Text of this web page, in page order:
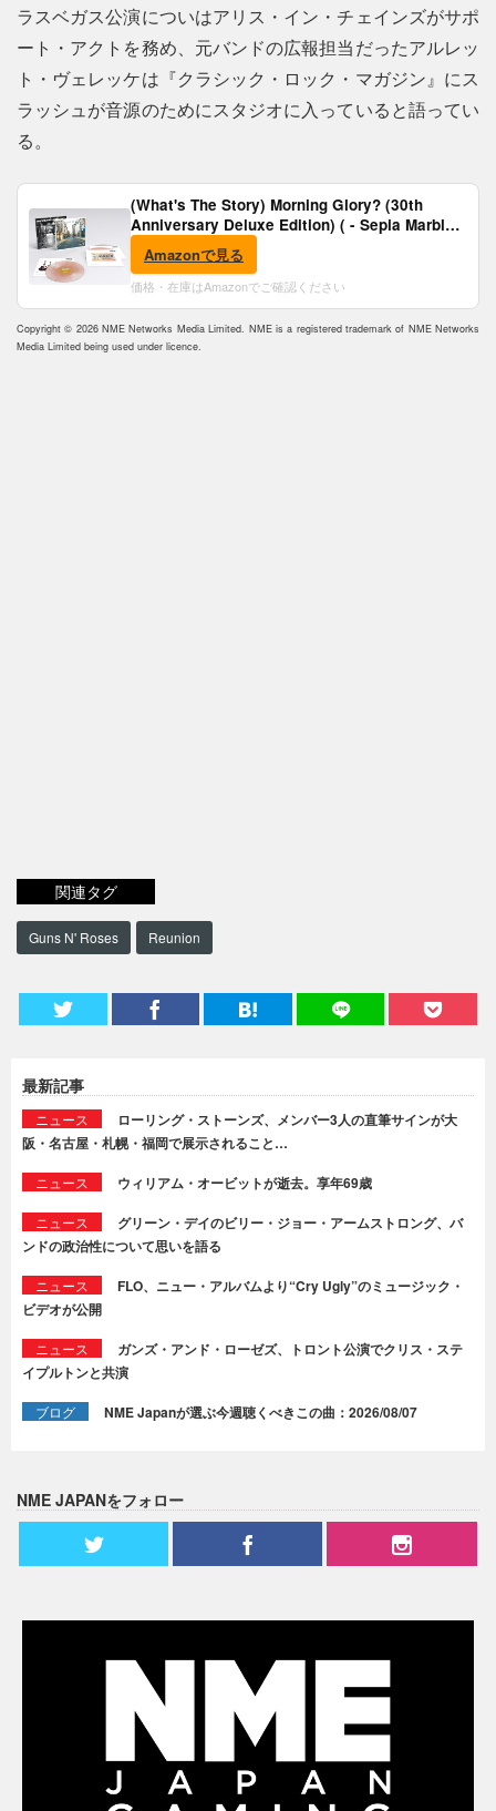
ラスベガス公演についはアリス・イン・チェインズがサポ
ート・アクトを務め、元バンドの広報担当だったアルレッ
ト・ヴェレッケは『クラシック・ロック・マガジン』にス
ラッシュが音源のためにスタジオに入っていると語ってい
る。
(What's The Story) Morning Glory? (30th
Anniversary Deluxe Edition) ( - Sepia Marble
Vinyl) [Analog]
Amazonで見る
価格・在庫はAmazonでご確認ください
Copyright © 2026 NME Networks Media Limited. NME is a registered trademark of NME Networks
Media Limited being used under licence.
関連タグ
Guns N' Roses Reunion
最新記事
ニュース
ローリング・ストーンズ、メンバー3人の直筆サインが大
阪・名古屋・札幌・福岡で展示されること…
ニュース ウィリアム・オービットが逝去。享年69歳
ニュース
グリーン・デイのビリー・ジョー・アームストロング、バ
ンドの政治性について思いを語る
ニュース
FLO、ニュー・アルバムより“Cry Ugly”のミュージック・
ビデオが公開
ニュース
ガンズ・アンド・ローゼズ、トロント公演でクリス・ステ
イプルトンと共演
ブログ NME Japanが選ぶ今週聴くべきこの曲：2026/08/07
NME JAPANをフォロー